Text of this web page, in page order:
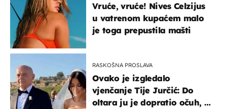
Vruće, vruće! Nives Celzijus
u vatrenom kupaćem malo
je toga prepustila mašti
RASKOŠNA PROSLAVA
Ovako je izgledalo
vjenčanje Tije Jurčić: Do
oltara ju je dopratio očuh, a